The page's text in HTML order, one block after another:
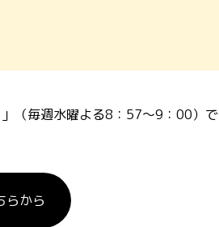
（毎週水曜よる8：57～9：00）で
らから